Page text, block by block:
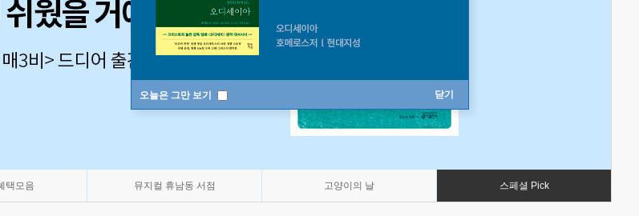
오늘은 그만 보기 닫기
택모음 뮤지컬 휴남동 서점 고양이의 날 스페셜 Pick